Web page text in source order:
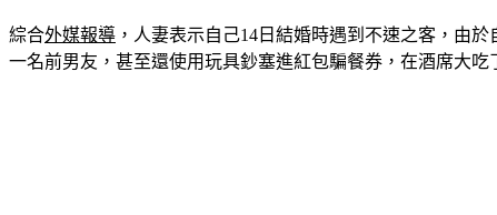
綜合外媒報導 ，人妻表示自己14日結婚時遇到不速之客，由
一名前男友，甚至還使用玩具鈔塞進紅包騙餐券，在酒席大吃